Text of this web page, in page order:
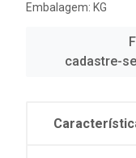
Embalagem: KG
cadastre-